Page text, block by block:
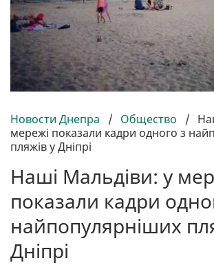
Новости Днепра / Общество /
мережі показали кадри одного з
пляжів у Дніпрі
Наші Мальдіви: у
показали кадри
найпопулярніших
Дніпрі